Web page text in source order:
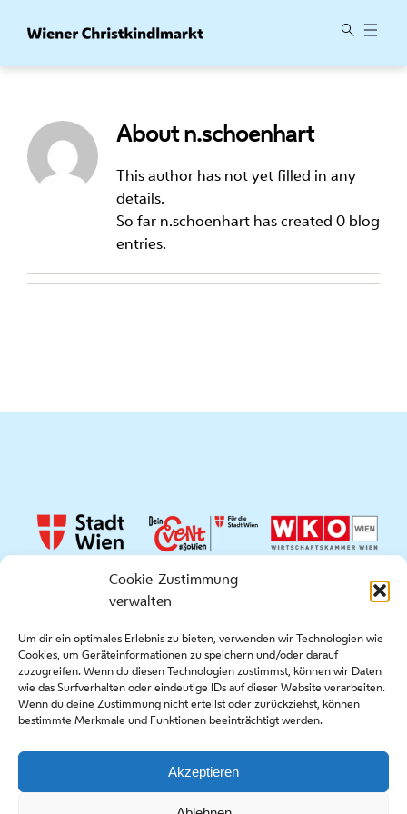
Cookie-Zustimmung
verwalten
Um dir ein optimales Erlebnis zu bieten, verwenden wir Technologien wie
Cookies, um Geräteinformationen zu speichern und/oder darauf
zuzugreifen. Wenn du diesen Technologien zustimmst, können wir Daten
wie das Surfverhalten oder eindeutige IDs auf dieser Website verarbeiten.
Wenn du deine Zustimmung nicht erteilst oder zurückziehst, können
bestimmte Merkmale und Funktionen beeinträchtigt werden.
Akzeptieren
Aboutn.schoenhart
This author has not yet filled in any
details.
So far n.schoenhart has created 0 blog
entries.
Press
Contact
Application
Copyright stadt wien marketing gmbh |